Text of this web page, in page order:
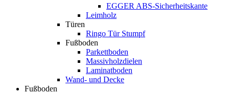
EGGER ABS-Sicherheitskante
Leimholz
Türen
Ringo Tür Stumpf
Fußboden
Parkettboden
Massivholzdielen
Laminatboden
Wand- und Decke
Fußboden